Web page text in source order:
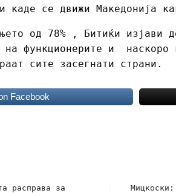
каде се движи Македонија
од 78% , Битиќи изјави
на функционерите и наскоро
сите засегнати страни.
Facebook
расправа за